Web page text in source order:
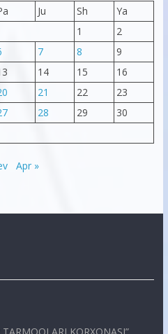
Ju Sh
Ya
1
2
7 8
9
14 15
16
21 22
23
28 29
30
Apr »